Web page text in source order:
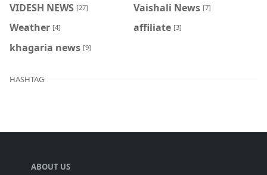
VIDESH NEWS [27] Vaishali News [7]
Weather [4] affiliate [3]
khagaria news [9]
HASHTAG
ABOUT US